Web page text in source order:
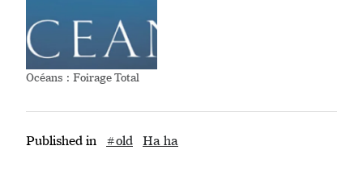
Océans : Foirage Total
Published in #old Ha ha